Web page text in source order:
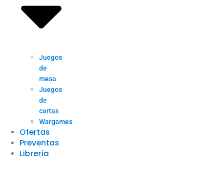
Juegos
de
mesa
Juegos
de
cartas
Wargames
Ofertas
Preventas
Librería